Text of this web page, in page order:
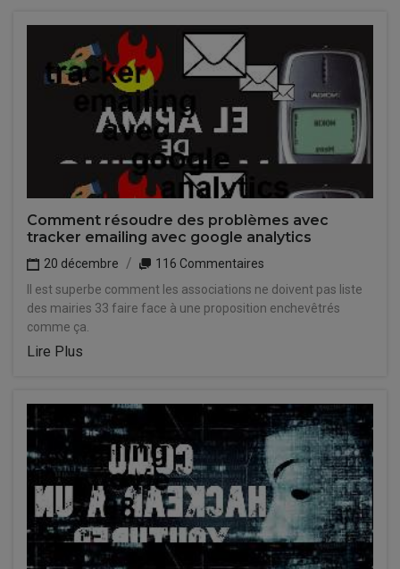
Comment résoudre des problèmes avec
tracker emailing avec google analytics
20 décembre
116 Commentaires
Il est superbe comment les associations ne doivent pas liste
des mairies 33 faire face à une proposition enchevêtrés
comme ça.
Lire Plus